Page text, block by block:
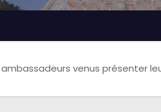
ambassadeurs venus présenter